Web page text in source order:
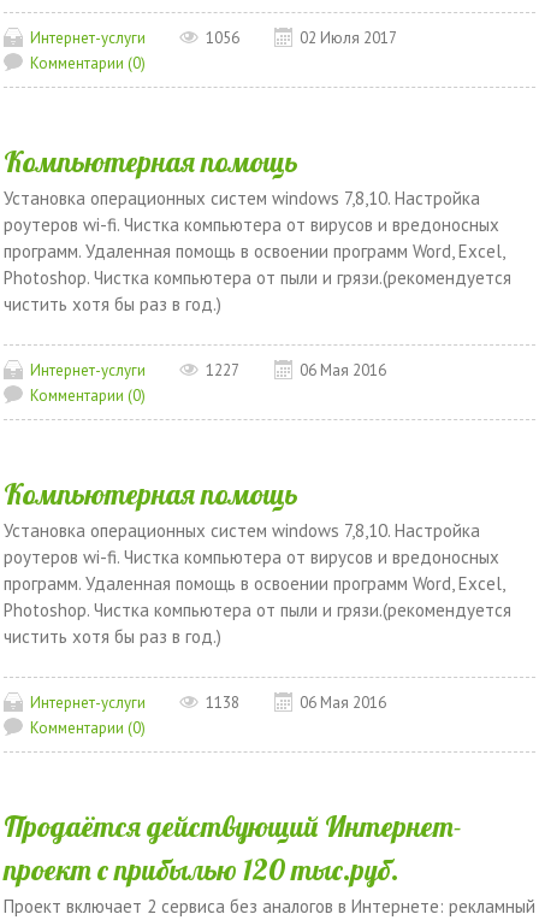
Интернет-услуги 1056
02 Июля 2017
Комментарии (0)
Компьютерная помощь
Установка операционных систем windows 7,8,10. Настройка
роутеров wi-fi. Чистка компьютера от вирусов и вредоносных
программ. Удаленная помощь в освоении программ Word, Excel,
Photoshop. Чистка компьютера от пыли и грязи.(рекомендуется
чистить хотя бы раз в год.)
Интернет-услуги 1227
06 Мая 2016
Комментарии (0)
Компьютерная помощь
Установка операционных систем windows 7,8,10. Настройка
роутеров wi-fi. Чистка компьютера от вирусов и вредоносных
программ. Удаленная помощь в освоении программ Word, Excel,
Photoshop. Чистка компьютера от пыли и грязи.(рекомендуется
чистить хотя бы раз в год.)
Интернет-услуги 1138
06 Мая 2016
Комментарии (0)
Продаётся действующий Интернет-
проект с прибылью 120 тыс.руб.
Проект включает 2 сервиса без аналогов в Интернете: рекламный